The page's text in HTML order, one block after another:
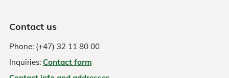
Contact us
Phone: (+47) 32 11 80 00
Inquiries: Contact form